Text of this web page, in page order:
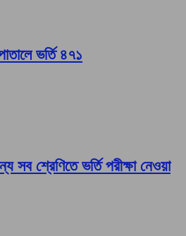
ভর্তি ৪৭১
সব শ্রেণিতে ভর্তি পরীক্ষা নেওয়া